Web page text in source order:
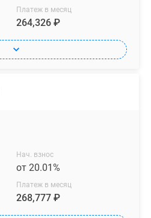
Платеж в месяц
264,326 ₽
Нач. взнос
от 20.01%
Платеж в месяц
268,777 ₽